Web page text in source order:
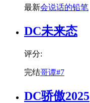
最新会说话的铅笔
DC未来态
评分:
完结哥谭#7
DC骄傲2025